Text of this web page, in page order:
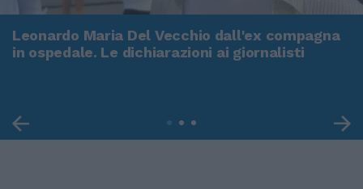
Leonardo Maria Del Vecchio dall'ex compagna
in ospedale. Le dichiarazioni ai giornalisti